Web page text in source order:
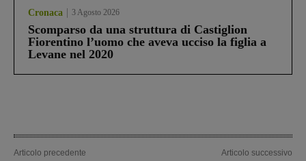
Cronaca 3 Agosto 2026
Scomparso da una struttura di Castiglion
Fiorentino l’uomo che aveva ucciso la figlia a
Levane nel 2020
Articolo precedente
Articolo successivo